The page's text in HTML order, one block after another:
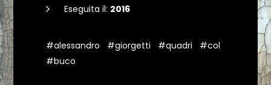
Eseguita il: 2016
#alessandro #giorgetti #quadri
#col
#buco